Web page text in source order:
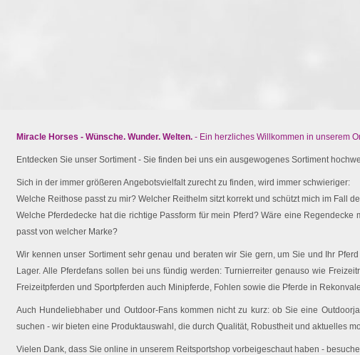
Miracle Horses - Wünsche. Wunder. Welten. - Ein herzliches Willkommen in unserem
Entdecken Sie unser Sortiment - Sie finden bei uns ein ausgewogenes Sortiment
Sich in der immer größeren Angebotsvielfalt zurecht zu finden, wird immer schwieriger:
Welche Reithose passt zu mir? Welcher Reithelm sitzt korrekt und schützt mich im Fall
Welche Pferdedecke hat die richtige Passform für mein Pferd? Wäre eine
passt von welcher Marke?
Wir kennen unser Sortiment sehr genau und beraten wir Sie gern, um Sie und Ihr
Lager. Alle Pferdefans sollen bei uns fündig werden: Turnierreiter genauso wie
Freizeitpferden und Sportpferden auch Minipferde, Fohlen sowie die Pferde in
Auch Hundeliebhaber und Outdoor-Fans kommen nicht zu kurz: ob Sie eine
suchen - wir bieten eine Produktauswahl, die durch Qualität, Robustheit und aktuelles
Vielen Dank, dass Sie online in unserem Reitsportshop vorbeigeschaut haben -